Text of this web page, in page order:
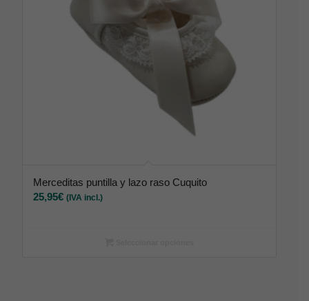
Merceditas puntilla y lazo raso Cuquito
25,95€ (IVA incl.)